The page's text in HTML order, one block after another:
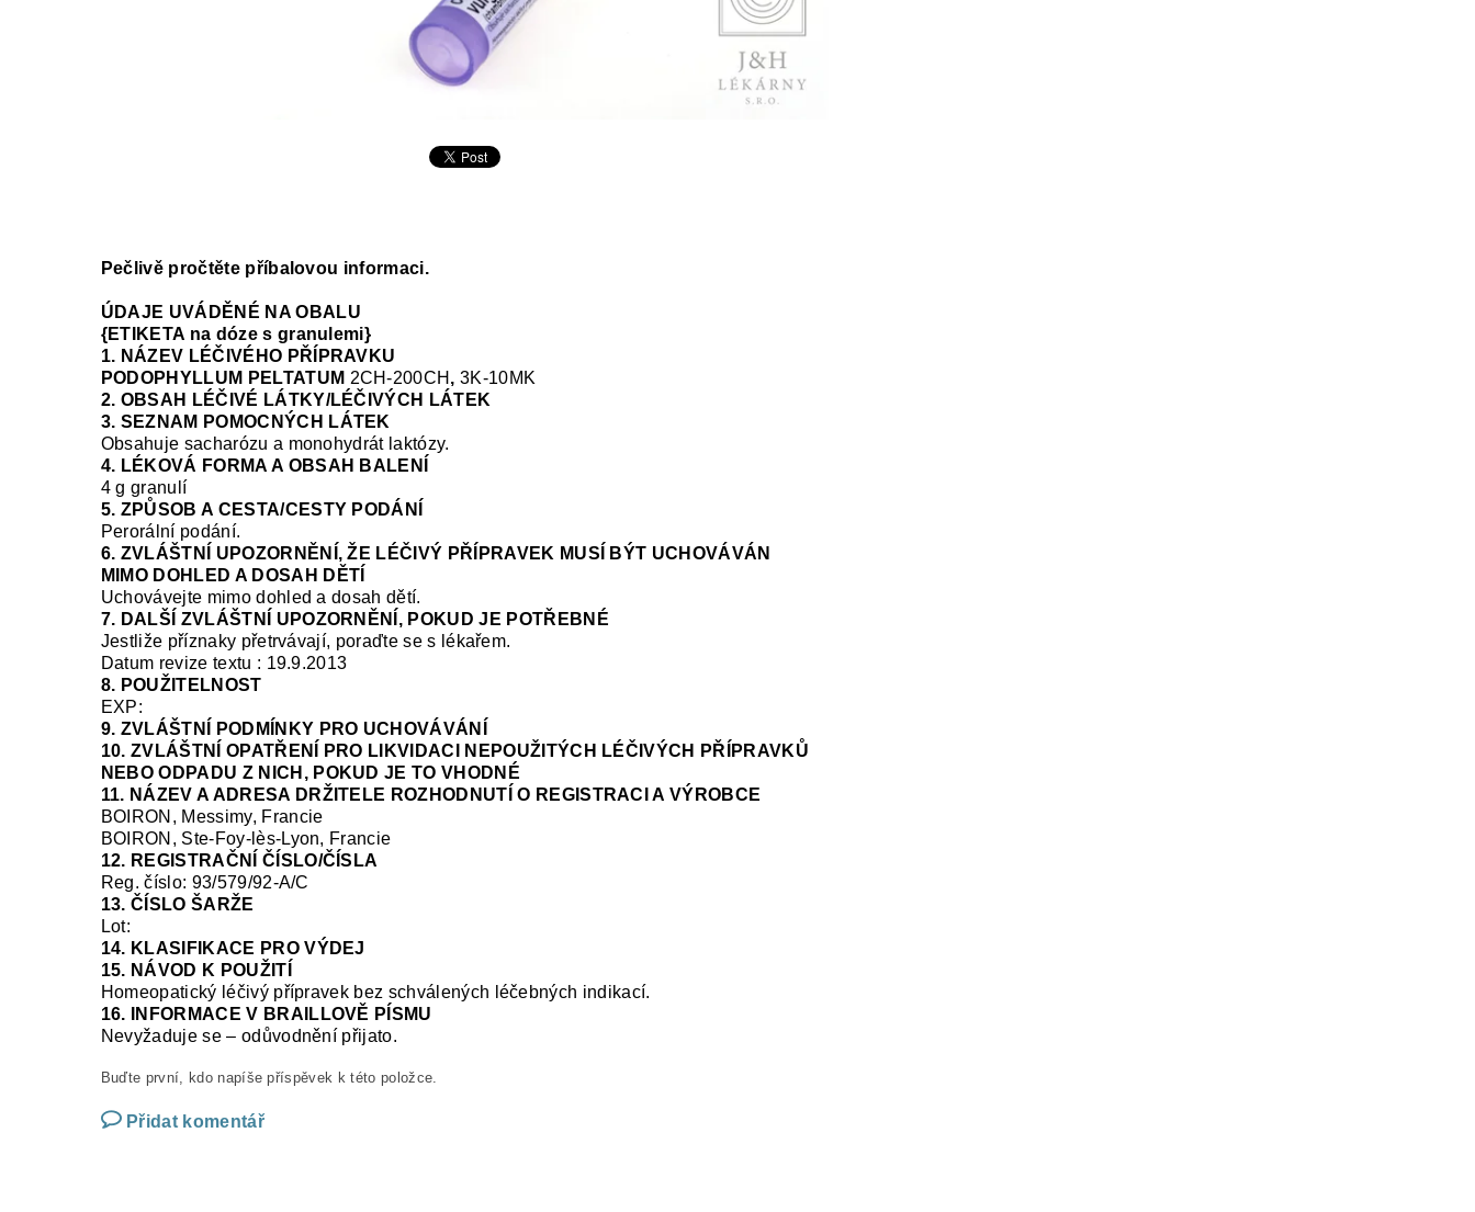
Pečlivě pročtěte příbalovou informaci.
ÚDAJE UVÁDĚNÉ NA OBALU
{ETIKETA na dóze s granulemi}
1. NÁZEV LÉČIVÉHO PŘÍPRAVKU
PODOPHYLLUM PELTATUM 2CH-200CH ,3K-10MK
2. OBSAH LÉČIVÉ LÁTKY/LÉČIVÝCH LÁTEK
3. SEZNAM POMOCNÝCH LÁTEK
Obsahuje sacharózu a monohydrát laktózy.
4. LÉKOVÁ FORMA A OBSAH BALENÍ
4 g granulí
5. ZPŮSOB A CESTA/CESTY PODÁNÍ
Perorální podání.
6. ZVLÁŠTNÍ UPOZORNĚNÍ, ŽE LÉČIVÝ PŘÍPRAVEK MUSÍ BÝT UCHOVÁVÁN
MIMO DOHLED A DOSAH DĚTÍ
Uchovávejte mimo dohled a dosah dětí.
7. DALŠÍ ZVLÁŠTNÍ UPOZORNĚNÍ, POKUD JE POTŘEBNÉ
Jestliže příznaky přetrvávají, poraďte se s lékařem.
Datum revize textu : 19.9.2013
8. POUŽITELNOST
EXP:
9. ZVLÁŠTNÍ PODMÍNKY PRO UCHOVÁVÁNÍ
10. ZVLÁŠTNÍ OPATŘENÍ PRO LIKVIDACI NEPOUŽITÝCH LÉČIVÝCH PŘÍPRAVKŮ
NEBO ODPADU Z NICH, POKUD JE TO VHODNÉ
11. NÁZEV A ADRESA DRŽITELE ROZHODNUTÍ O REGISTRACI A VÝROBCE
BOIRON, Messimy, Francie
BOIRON, Ste-Foy-lès-Lyon, Francie
12. REGISTRAČNÍ ČÍSLO/ČÍSLA
Reg. číslo: 93/579/92-A/C
13. ČÍSLO ŠARŽE
Lot:
14. KLASIFIKACE PRO VÝDEJ
15. NÁVOD K POUŽITÍ
Homeopatický léčivý přípravek bez schválených léčebných indikací.
16. INFORMACE V BRAILLOVĚ PÍSMU
Nevyžaduje se – odůvodnění přijato.
Buďte první, kdo napíše příspěvek k této položce.
Přidat komentář